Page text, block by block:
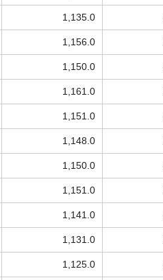
1,135.0
1,156.0
1,150.0
1,161.0
1,151.0
1,148.0
1,150.0
1,151.0
1,141.0
1,131.0
1,125.0